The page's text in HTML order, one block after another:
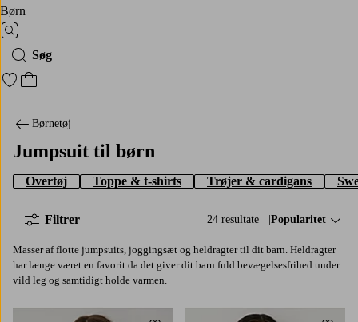
Børn
Billedsøgning
Søg
Gå til favoritmarkerede produkter
Gå til indkøbskurven
Børnetøj
Jumpsuit til børn
Overtøj Toppe & t-shirts Trøjer & cardigans
24 resultate Sorter efter:
Popularitet
Filtrer
Masser af flotte jumpsuits, joggingsæt og heldragter til dit barn. Heldragter
har længe været en favorit da det giver dit barn fuld bevægelsesfrihed under
vild leg og samtidigt holde varmen.